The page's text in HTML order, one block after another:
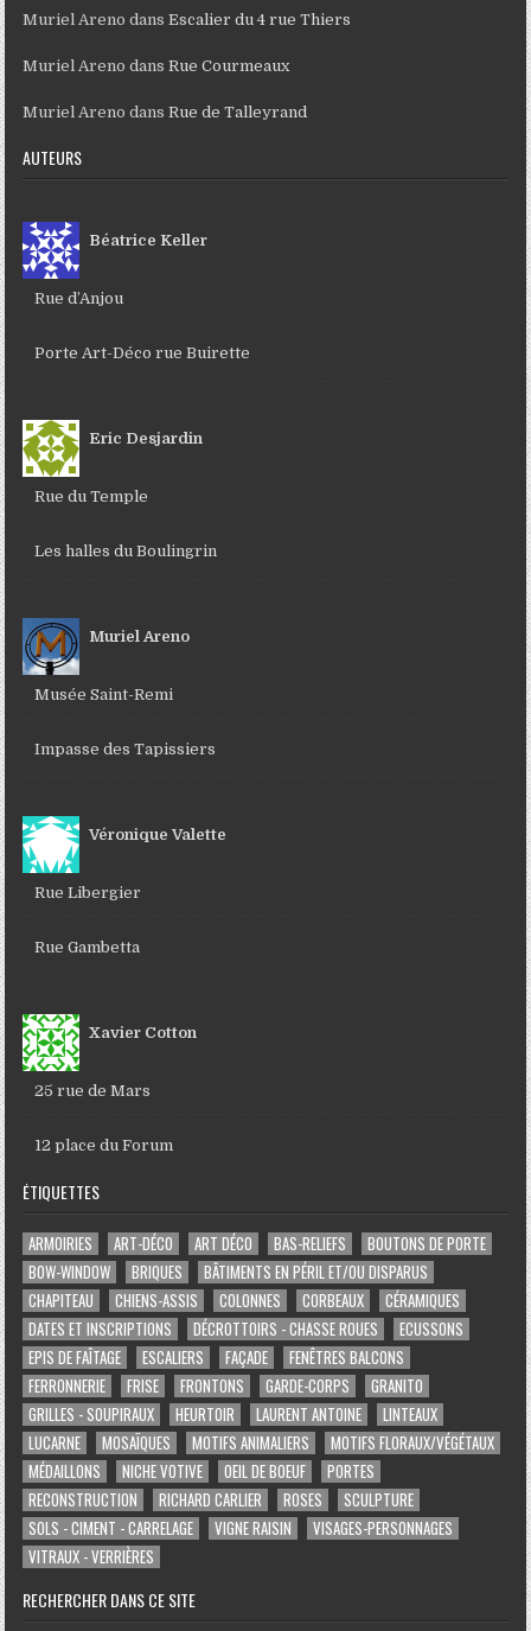
Muriel Areno dansEscalier du 4 rue Thiers
Muriel Areno dansRue Courmeaux
Muriel Areno dansRue de Talleyrand
AUTEURS
Béatrice Keller
Rue d’Anjou
Porte Art-Déco rue Buirette
Eric Desjardin
Rue du Temple
Les halles du Boulingrin
Muriel Areno
Musée Saint-Remi
Impasse des Tapissiers
Véronique Valette
Rue Libergier
Rue Gambetta
Xavier Cotton
25 rue de Mars
12 place du Forum
ÉTIQUETTES
ARMOIRIES ART-DÉCO ART DÉCO BAS-RELIEFS
BOUTONS DE PORTE
BOW-WINDOW
BRIQUES
BÂTIMENTS EN PÉRIL ET/OU DISPARUS
CHAPITEAU
CHIENS-ASSIS COLONNES CORBEAUX
CÉRAMIQUES
DATES ET INSCRIPTIONS
DÉCROTTOIRS - CHASSE ROUES
ECUSSONS
EPIS DE FAÎTAGE
ESCALIERS FAÇADE
FENÊTRES BALCONS
FERRONNERIE
FRISE FRONTONS GARDE-CORPS
GRANITO
GRILLES - SOUPIRAUX
HEURTOIR LAURENT ANTOINE
LINTEAUX
LUCARNE
MOSAÏQUES MOTIFS ANIMALIERS
MOTIFS FLORAUX/VÉGÉTAUX
MÉDAILLONS
NICHE VOTIVE OEIL DE BOEUF
PORTES
RECONSTRUCTION
RICHARD CARLIER ROSES
SCULPTURE
SOLS - CIMENT - CARRELAGE
VIGNE RAISIN
VISAGES-PERSONNAGES
VITRAUX - VERRIÈRES
RECHERCHER DANS CE SITE